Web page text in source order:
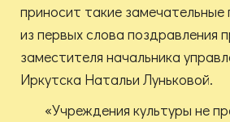
приносит такие
из первых слова поздравления
заместителя начальника
Иркутска Натальи Луньковой.
«Учреждения культуры не